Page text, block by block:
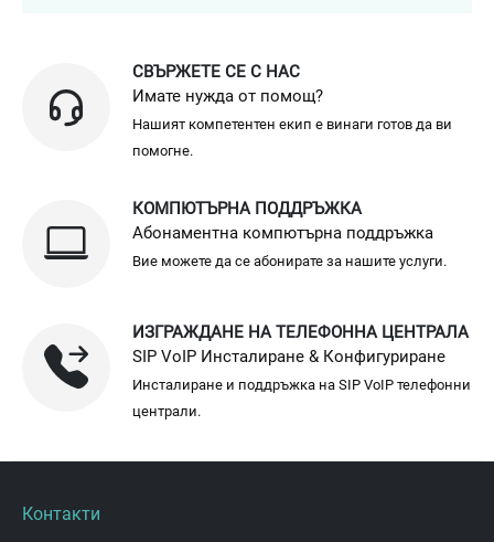
СВЪРЖЕТЕ СЕ С НАС
Имате нужда от помощ?
Нашият компетентен екип е винаги готов да ви
помогне.
КОМПЮТЪРНА ПОДДРЪЖКА
Абонаментна компютърна поддръжка
Вие можете да се абонирате за нашите услуги.
ИЗГРАЖДАНЕ НА ТЕЛЕФОННА ЦЕНТРАЛА
SIP VoIP Инсталиране & Конфигуриране
Инсталиране и поддръжка на SIP VoIP телефонни
централи.
Контакти